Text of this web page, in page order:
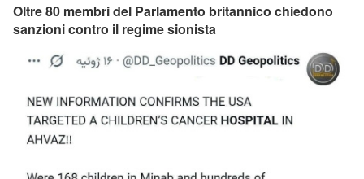
Oltre 80 membri del Parlamento britannico chiedono
sanzioni contro il regime sionista